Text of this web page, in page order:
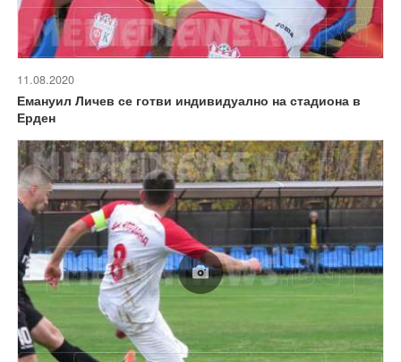
11.08.2020
Емануил Личев се готви индивидуално на стадиона в
Ерден